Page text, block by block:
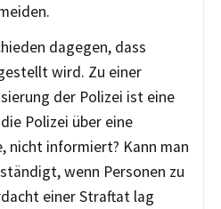
dagegen, dass
wird. Zu einer
der Polizei ist eine
Polizei über eine
nicht informiert? Kann man
wenn Personen zu
einer Straftat lag